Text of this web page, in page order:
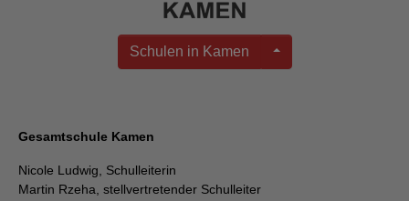
Schulen in Kamen
Gesamtschule Kamen
Nicole Ludwig, Schulleiterin
Martin Rzeha, stellvertretender Schulleiter